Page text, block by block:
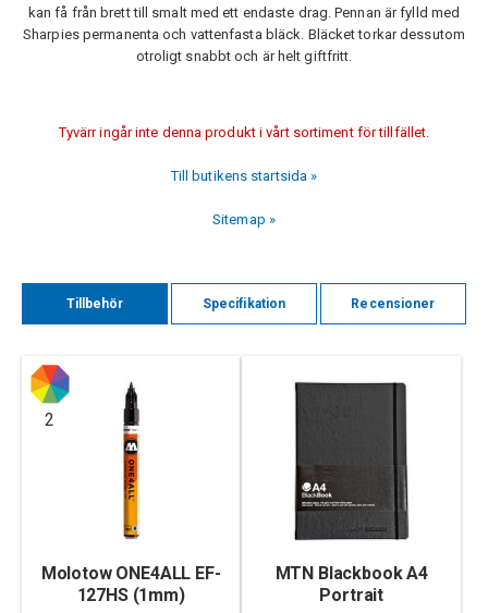
kan få från brett till smalt med ett endaste drag. Pennan är fylld med
Sharpies permanenta och vattenfasta bläck. Bläcket torkar dessutom
otroligt snabbt och är helt giftfritt.
Tyvärr ingår inte denna produkt i vårt sortiment för tillfället.
Till butikens startsida »
Sitemap »
Tillbehör Specifikation Recensioner
2
Molotow ONE4ALL EF-
127HS (1mm)
MTN Blackbook A4
Portrait